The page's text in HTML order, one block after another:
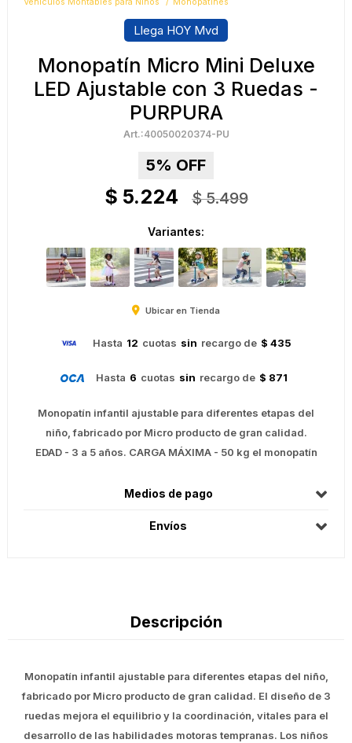
Vehículos Montables para Niños Monopatines
Llega HOY Mvd
Monopatín Micro Mini Deluxe
LED Ajustable con 3 Ruedas -
PURPURA
40050020374-PU
5
$ 5.224 $ 5.499
Variantes:
Ubicar en Tienda
Hasta 12 cuotas sin recargo de $ 435
Hasta 6 cuotas sin recargo de $ 871
Monopatín infantil ajustable para diferentes etapas del
niño, fabricado por Micro producto de gran calidad.
EDAD - 3 a 5 años. CARGA MÁXIMA - 50 kg el monopatín
Medios de pago
Envíos
Descripción
Monopatín infantil ajustable para diferentes etapas del niño,
fabricado por Micro producto de gran calidad. El diseño de 3
ruedas mejora el equilibrio y la coordinación, vitales para el
desarrollo de las habilidades motoras tempranas. Los niños